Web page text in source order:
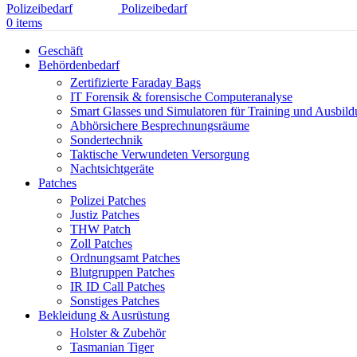
0 items
Geschäft
Behördenbedarf
Zertifizierte Faraday Bags
IT Forensik & forensische Computeranalyse
Smart Glasses und Simulatoren für Training und
Abhörsichere Besprechnungsräume
Sondertechnik
Taktische Verwundeten Versorgung
Nachtsichtgeräte
Patches
Polizei Patches
Justiz Patches
THW Patch
Zoll Patches
Ordnungsamt Patches
Blutgruppen Patches
IR ID Call Patches
Sonstiges Patches
Bekleidung & Ausrüstung
Holster & Zubehör
Tasmanian Tiger